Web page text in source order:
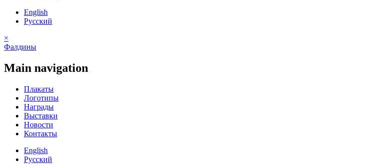
English
Русский
×
Фалдины
Main navigation
Плакаты
Логотипы
Награды
Выставки
Новости
Контакты
English
Русский